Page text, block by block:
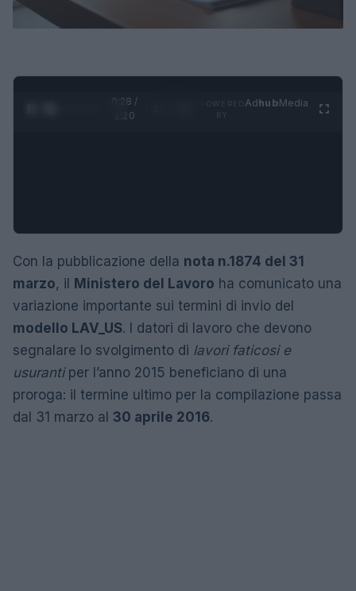
0:29 /
1:20
AdhubMedia
Con la pubblicazione della nota n.1874 del 31
marzo, il Ministero del Lavoro ha comunicato una
variazione importante sui termini di invio del
modello LAV_US. I datori di lavoro che devono
segnalare lo svolgimento di lavori faticosi e
usurantiper l’anno 2015 beneficiano di una
proroga: il termine ultimo per la compilazione passa
dal 31 marzo al 30 aprile 2016.